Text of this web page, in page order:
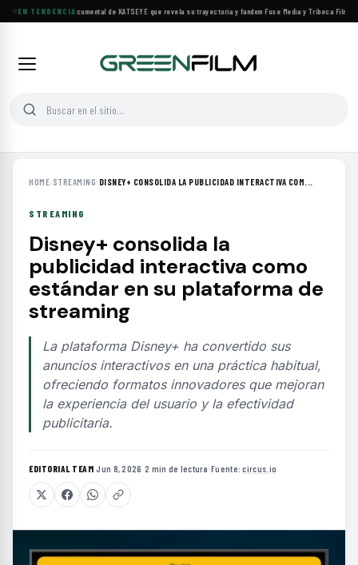
EN TENDENCIA
Llega a cines el documental de KATSEYE que revela su trayectoria y fandom·Fuse Media y Tribeca Films
HOME› STREAMING› DISNEY+ CONSOLIDA LA PUBLICIDAD INTERACTIVA COM...
STREAMING
Disney+ consolida la
publicidad interactiva como
estándar en su plataforma de
streaming
La plataforma Disney+ ha convertido sus
anuncios interactivos en una práctica habitual,
ofreciendo formatos innovadores que mejoran
la experiencia del usuario y la efectividad
publicitaria.
EDITORIAL TEAM·Jun 8, 2026 ·2 min de lectura ·Fuente:circus.io